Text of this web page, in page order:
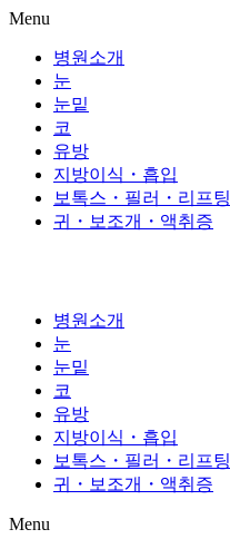
Skip
content
Menu
병원소개
눈
눈밑
코
유방
지방이식・흡입
보톡스・필러・리프팅
귀・보조개・액취증
병원소개
눈
눈밑
코
유방
지방이식・흡입
보톡스・필러・리프팅
귀・보조개・액취증
Menu